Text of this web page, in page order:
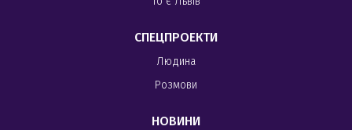
СПЕЦПРОЕКТИ
Людина
Розмови
НОВИНИ